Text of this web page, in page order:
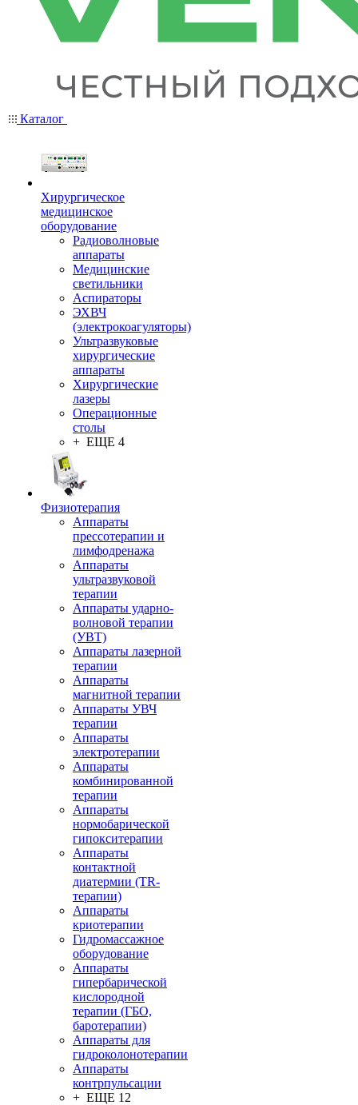
Каталог
Хирургическое
медицинское
оборудование
Радиоволновые
аппараты
Медицинские
светильники
Аспираторы
ЭХВЧ
(электрокоагуляторы)
Ультразвуковые
хирургические
аппараты
Хирургические
лазеры
Операционные
столы
+ ЕЩЕ 4
Физиотерапия
Аппараты
прессотерапии и
лимфодренажа
Аппараты
ультразвуковой
терапии
Аппараты ударно-
волновой терапии
(УВТ)
Аппараты лазерной
терапии
Аппараты
магнитной терапии
Аппараты УВЧ
терапии
Аппараты
электротерапии
Аппараты
комбинированной
терапии
Аппараты
нормобарической
гипокситерапии
Аппараты
контактной
диатермии (TR-
терапии)
Аппараты
криотерапии
Гидромассажное
оборудование
Аппараты
гипербарической
кислородной
терапии (ГБО,
баротерапии)
Аппараты для
гидроколонотерапии
Аппараты
контрпульсации
+ ЕЩЕ 12